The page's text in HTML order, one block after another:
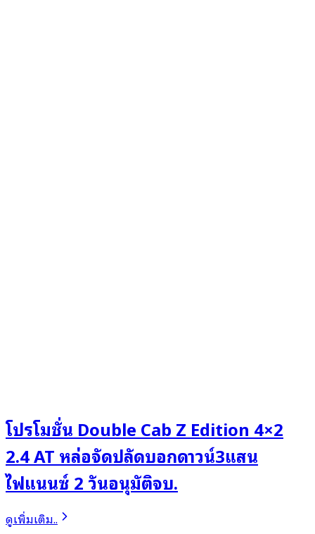
โปรโมชั่น Double Cab Z Edition 4×2
2.4 AT หล่อจัดปลัดบอกดาวน์3แสน
ไฟแนนซ์ 2 วันอนุมัติจบ.
ดูเพิ่มเติม..